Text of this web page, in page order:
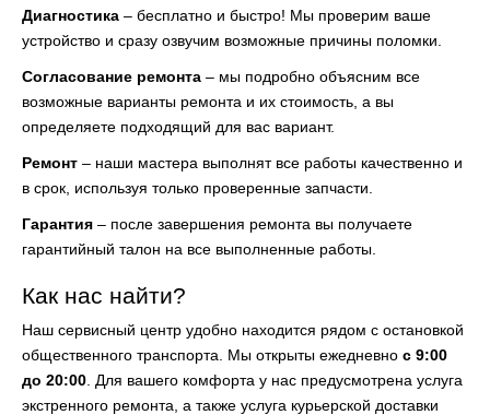
Диагностика – бесплатно и быстро! Мы проверим ваше
устройство и сразу озвучим возможные причины поломки.
Согласование ремонта – мы подробно объясним все
возможные варианты ремонта и их стоимость, а вы
определяете подходящий для вас вариант.
Ремонт – наши мастера выполнят все работы качественно и
в срок, используя только проверенные запчасти.
Гарантия – после завершения ремонта вы получаете
гарантийный талон на все выполненные работы.
Как нас найти?
Наш сервисный центр удобно находится рядом с остановкой
общественного транспорта. Мы открыты ежедневно с 9:00
до 20:00 . Для вашего комфорта у нас предусмотрена услуга
экстренного ремонта, а также услуга курьерской доставки